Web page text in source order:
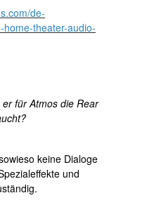
de-
theater-audio-
für Atmos die Rear
keine Dialoge
und